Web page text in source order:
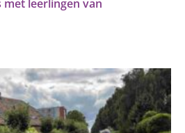
met leerlingen van